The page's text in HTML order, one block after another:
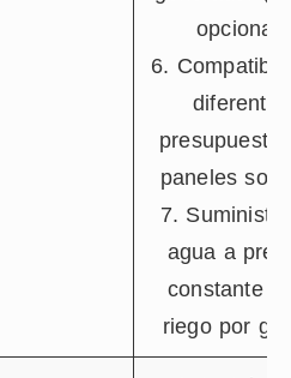
opcional)
6.
diferentes
paneles
7.
agua a
constante
riego por